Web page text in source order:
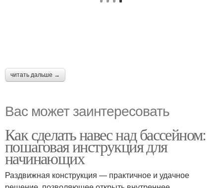
читать дальше →
Вас может заинтересовать
Как сделать навес над бассейном:
пошаговая инструкция для
начинающих
Раздвижная конструкция — практичное и удачное